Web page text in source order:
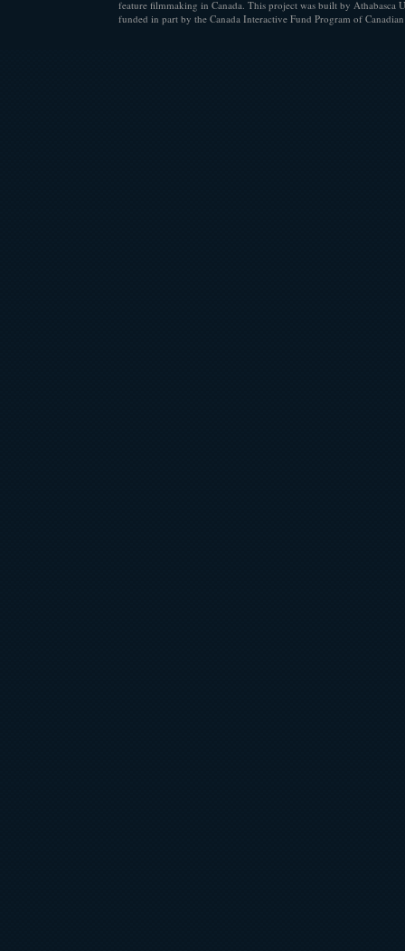
feature filmmaking in Canada. This project was built by Athabasca
funded in part by the Canada Interactive Fund Program of